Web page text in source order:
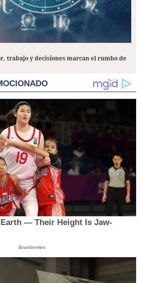
trabajo y decisiones marcan el rumbo de
— Their Height Is Jaw-
Brainberries